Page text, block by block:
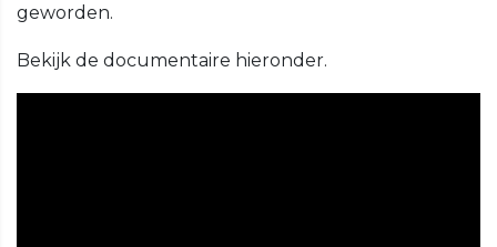
geworden.
Bekijk de documentaire hieronder.